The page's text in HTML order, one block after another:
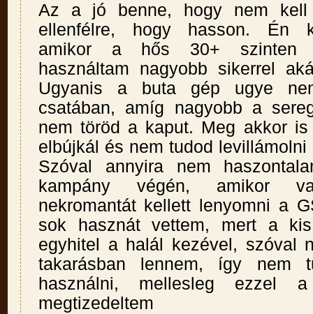
Az a jó benne, hogy nem kell
ellenfélre, hogy hasson. Én
amikor a hős 30+ szinten
használtam nagyobb sikerrel
Ugyanis a buta gép ugye
csatában, amíg nagyobb a
nem töröd a kaput. Meg akkor
elbújkál és nem tudod levillámolni
Szóval annyira nem
kampány végén, amikor
nekromantát kellett lenyomni a
sok hasznát vettem, mert a
egyhitel a halál kezével, szóval
takarásban lennem, így nem
használni, mellesleg ezzel
megtizedeltem